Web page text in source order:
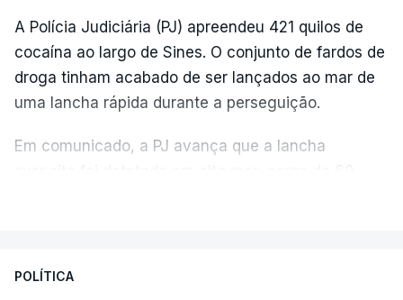
A Polícia Judiciária (PJ) apreendeu 421 quilos de
cocaína ao largo de Sines. O conjunto de fardos de
droga tinham acabado de ser lançados ao mar de
uma lancha rápida durante a perseguição.
Em comunicado, a PJ avança que a lancha
desencadeando uma ação de prevenção
POLÍTICA